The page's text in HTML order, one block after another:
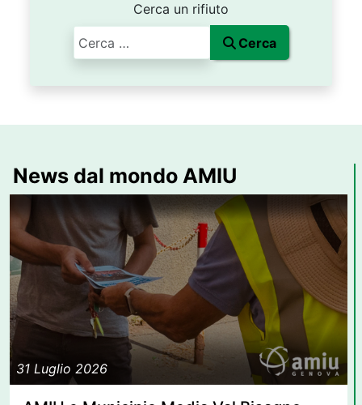
Cerca un rifiuto
Cerca
News dal mondo AMIU
31 Luglio 2026